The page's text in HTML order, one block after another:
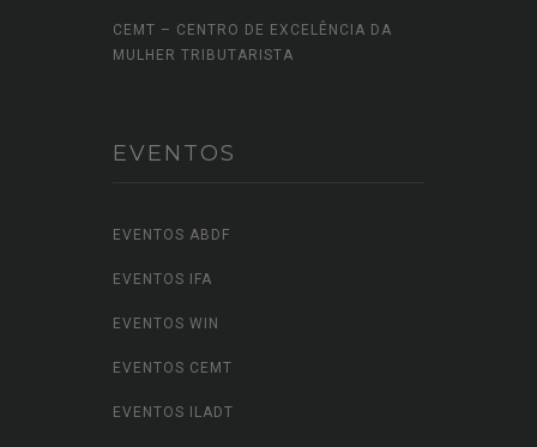
CEMT – CENTRO DE EXCELÊNCIA DA
MULHER TRIBUTARISTA
EVENTOS
EVENTOS ABDF
EVENTOS IFA
EVENTOS WIN
EVENTOS CEMT
EVENTOS ILADT